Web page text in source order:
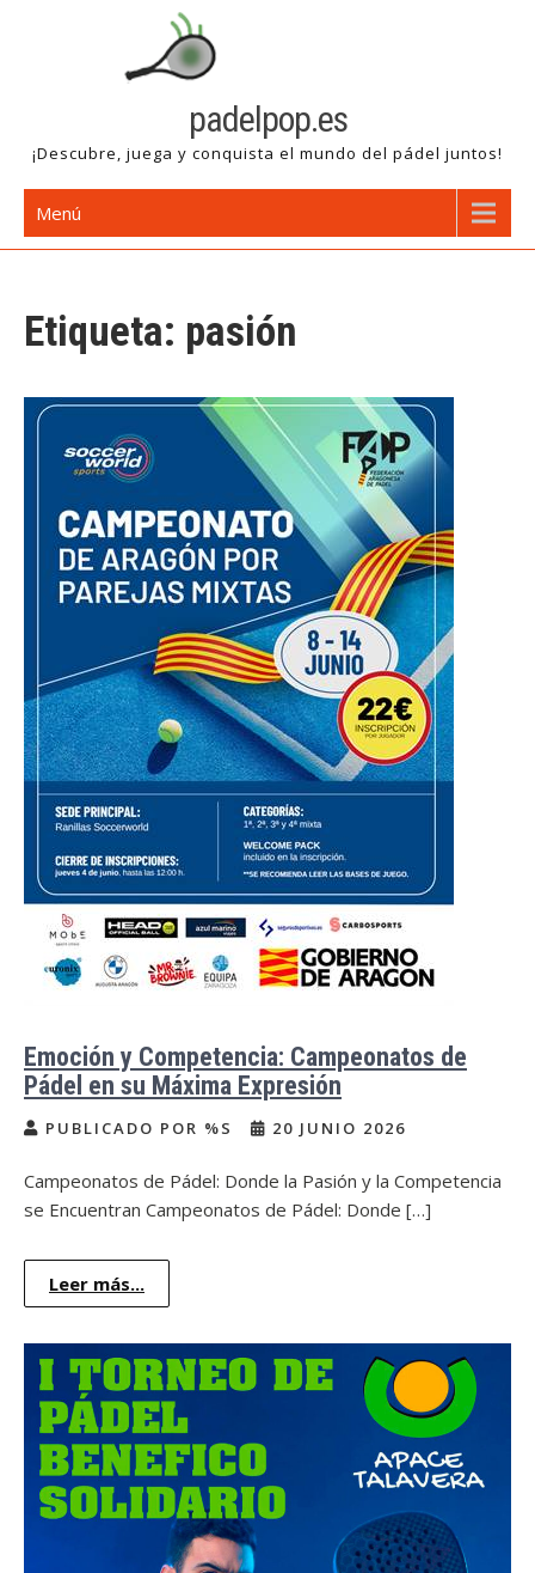
padelpop.es
¡Descubre, juega y conquista el mundo del pádel juntos!
Menú
Etiqueta: pasión
Emoción y Competencia: Campeonatos de
Pádel en su Máxima Expresión
PUBLICADO POR %S 20 JUNIO 2026
Campeonatos de Pádel: Donde la Pasión y la Competencia
se Encuentran Campeonatos de Pádel: Donde […]
Leer más...